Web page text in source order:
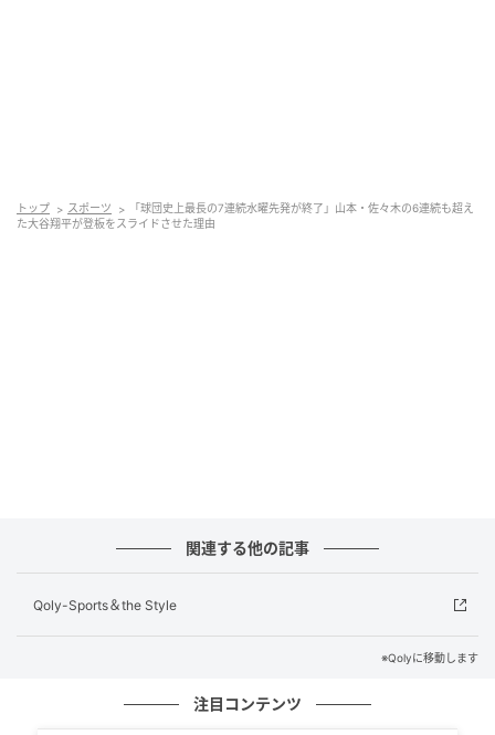
向きに捉えている。
トップ スポーツ
「球団史上最長の7連続水曜先発が終了」山本・佐々木の6連続も超え
た大谷翔平が登板をスライドさせた理由
関連する他の記事
Qoly-Sports＆the Style
※Qolyに移動します
注目コンテンツ